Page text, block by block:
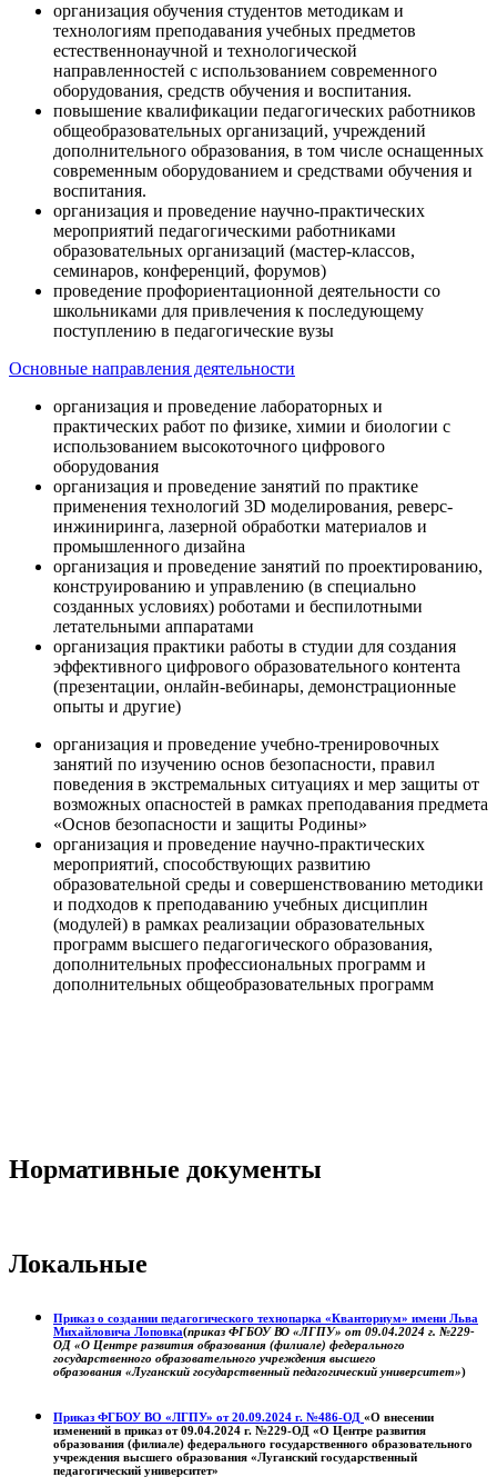
организация обучения студентов методикам и
технологиям преподавания учебных предметов
естественнонаучной и технологической
направленностей с использованием современного
оборудования, средств обучения и воспитания.
повышение квалификации педагогических работников
общеобразовательных организаций, учреждений
дополнительного образования, в том числе оснащенных
современным оборудованием и средствами обучения и
воспитания.
организация и проведение научно-практических
мероприятий педагогическими работниками
образовательных организаций (мастер-классов,
семинаров, конференций, форумов)
проведение профориентационной деятельности со
школьниками для привлечения к последующему
поступлению в педагогические вузы
Основные направления деятельности
организация и проведение лабораторных и
практических работ по физике, химии и биологии с
использованием высокоточного цифрового
оборудования
организация и проведение занятий по практике
применения технологий 3D моделирования, реверс-
инжиниринга, лазерной обработки материалов и
промышленного дизайна
организация и проведение занятий по проектированию,
конструированию и управлению (в специально
созданных условиях) роботами и беспилотными
летательными аппаратами
организация практики работы в студии для создания
эффективного цифрового образовательного контента
(презентации, онлайн-вебинары, демонстрационные
опыты и другие)
организация и проведение учебно-тренировочных
занятий по изучению основ безопасности, правил
поведения в экстремальных ситуациях и мер защиты от
возможных опасностей в рамках преподавания предмета
«Основ безопасности и защиты Родины»
организация и проведение научно-практических
мероприятий, способствующих развитию
образовательной среды и совершенствованию методики
и подходов к преподаванию учебных дисциплин
(модулей) в рамках реализации образовательных
программ высшего педагогического образования,
дополнительных профессиональных программ и
дополнительных общеобразовательных программ
Нормативные документы
Локальные
Приказ о создании педагогического технопарка «Кванториум» имени Льва
Михайловича Лоповка(приказ ФГБОУ ВО «ЛГПУ» от 09.04.2024 г. №229-
ОД «О Центре развития образования (филиале) федерального
государственного образовательного учреждения высшего
образования «Луганский государственный педагогический университет»)
Приказ ФГБОУ ВО «ЛГПУ» от 20.09.2024 г. №486-ОД «О внесении
изменений в приказ от 09.04.2024 г. №229-ОД «О Центре развития
образования (филиале) федерального государственного образовательного
учреждения высшего образования «Луганский государственный
педагогический университет»